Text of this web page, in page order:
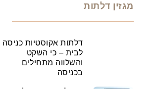
מגזין דלתות
דלתות אקוסטיות כניסה
לבית – כי השקט
והשלווה מתחילים
בכניסה